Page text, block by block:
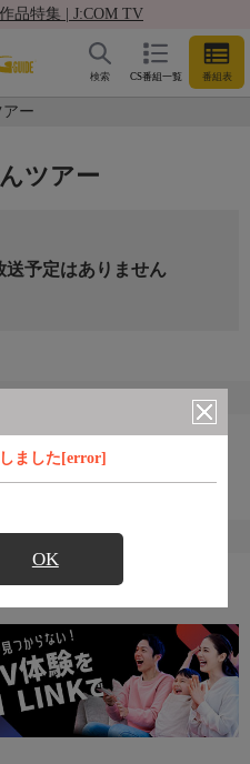
品特集 | J:COM TV
CS番組一覧 番組表
検索
ー
ました[error]
OK
ツアー
送予定はありません